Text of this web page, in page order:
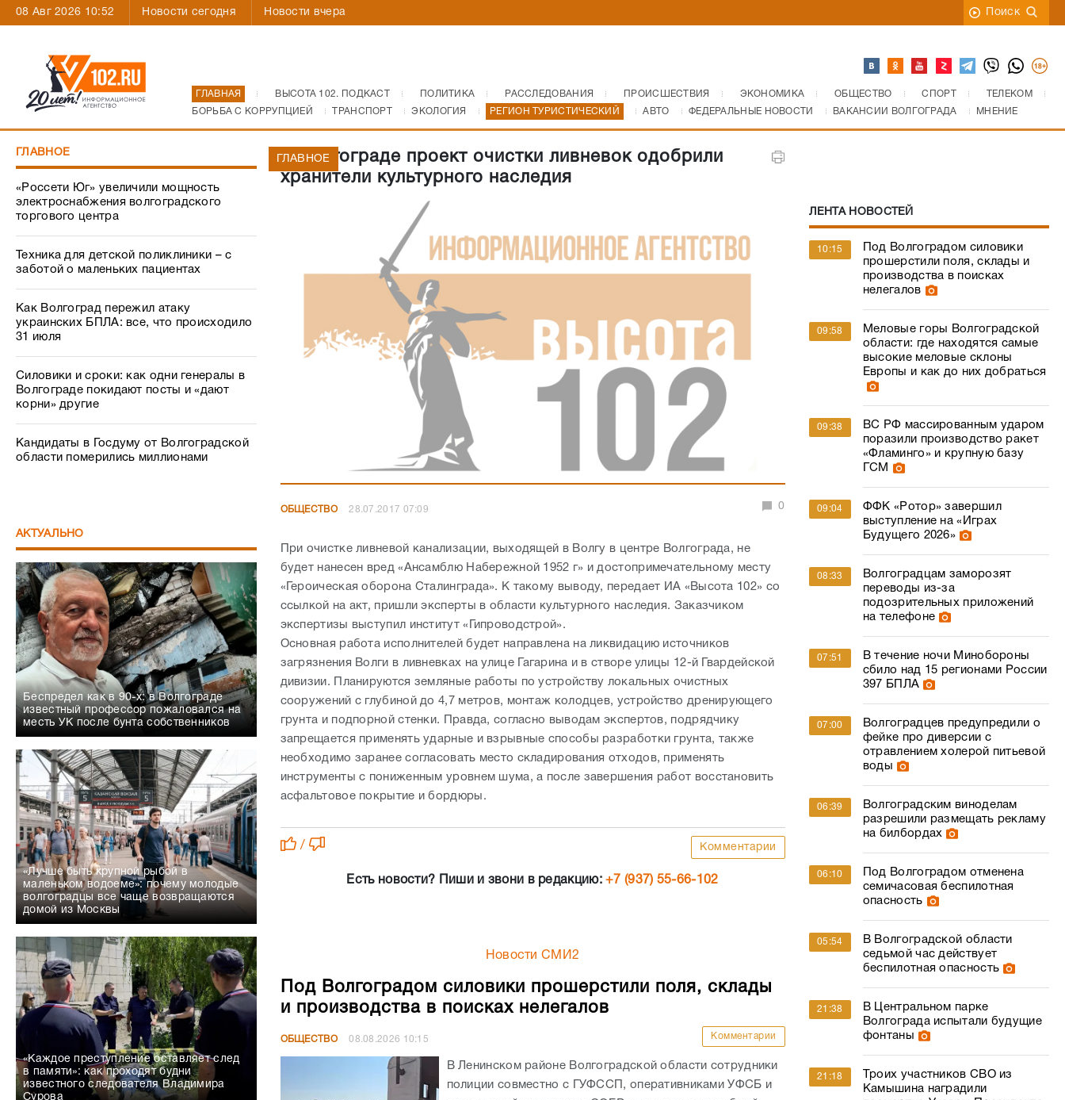
08 Авг 2026 10:52 Новости сегодня Новости вчера Поиск
ГЛАВНАЯ ВЫСОТА 102. ПОДКАСТ ПОЛИТИКА РАССЛЕДОВАНИЯ ПРОИСШЕСТВИЯ ЭКОНОМИКА ОБЩЕСТВО СПОРТ
ТЕЛЕКОМ
БОРЬБА С КОРРУПЦИЕЙ
ТРАНСПОРТ ЭКОЛОГИЯ РЕГИОН ТУРИСТИЧЕСКИЙ АВТО ФЕДЕРАЛЬНЫЕ НОВОСТИ ВАКАНСИИ ВОЛГОГРАДА МНЕНИЕ
ГЛАВНОЕ
«Россети Юг» увеличили мощность
электроснабжения волгоградского
торгового центра
Техника для детской поликлиники – с
заботой о маленьких пациентах
Как Волгоград пережил атаку
украинских БПЛА: все, что происходило
31 июля
Силовики и сроки: как одни генералы в
Волгограде покидают посты и «дают
корни» другие
Кандидаты в Госдуму от Волгоградской
области померились миллионами
АКТУАЛЬНО
Беспредел как в 90-х: в Волгограде
известный профессор пожаловался на
месть УК после бунта собственников
«Лучше быть крупной рыбой в
маленьком водоеме»: почему молодые
волгоградцы все чаще возвращаются
домой из Москвы
«Каждое преступление оставляет след
в памяти»: как проходят будни
известного следователя Владимира
Сурова
В Волгограде проект очистки ливневок одобрили
хранители культурного наследия
ГЛАВНОЕ
ОБЩЕСТВО 28.07.2017 07:09 0
При очистке ливневой канализации, выходящей в Волгу в центре Волгограда, не
будет нанесен вред «Ансамблю Набережной 1952 г» и достопримечательному месту
«Героическая оборона Сталинграда». К такому выводу, передает ИА «Высота 102» со
ссылкой на акт, пришли эксперты в области культурного наследия. Заказчиком
экспертизы выступил институт «Гипроводстрой».
Основная работа исполнителей будет направлена на ликвидацию источников
загрязнения Волги в ливневках на улице Гагарина и в створе улицы 12-й Гвардейской
дивизии. Планируются земляные работы по устройству локальных очистных
сооружений с глубиной до 4,7 метров, монтаж колодцев, устройство дренирующего
грунта и подпорной стенки. Правда, согласно выводам экспертов, подрядчику
запрещается применять ударные и взрывные способы разработки грунта, также
необходимо заранее согласовать место складирования отходов, применять
инструменты с пониженным уровнем шума, а после завершения работ восстановить
асфальтовое покрытие и бордюры.
/ Комментарии
Есть новости? Пиши и звони в редакцию:+7 (937) 55-66-102
Новости СМИ2
Под Волгоградом силовики прошерстили поля, склады
и производства в поисках нелегалов
ОБЩЕСТВО 08.08.2026 10:15 Комментарии
В Ленинском районе Волгоградской области сотрудники
полиции совместно с ГУФССП, оперативниками УФСБ и
ЛЕНТА НОВОСТЕЙ
10:15
Под Волгоградом силовики
прошерстили поля, склады и
производства в поисках
нелегалов
09:58
Меловые горы Волгоградской
области: где находятся самые
высокие меловые склоны
Европы и как до них добраться
09:38
ВС РФ массированным ударом
поразили производство ракет
«Фламинго» и крупную базу
ГСМ
09:04
ФФК «Ротор» завершил
выступление на «Играх
Будущего 2026»
08:33
Волгоградцам заморозят
переводы из-за
подозрительных приложений
на телефоне
07:51
В течение ночи Минобороны
сбило над 15 регионами России
397 БПЛА
07:00
Волгоградцев предупредили о
фейке про диверсии с
отравлением холерой питьевой
воды
06:39
Волгоградским виноделам
разрешили размещать рекламу
на билбордах
06:10
Под Волгоградом отменена
семичасовая беспилотная
опасность
05:54
В Волгоградской области
седьмой час действует
беспилотная опасность
21:38
В Центральном парке
Волгограда испытали будущие
фонтаны
21:18
Троих участников СВО из
Камышина наградили